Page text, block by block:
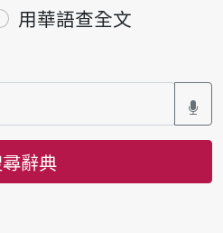
用華語查全文
辭典